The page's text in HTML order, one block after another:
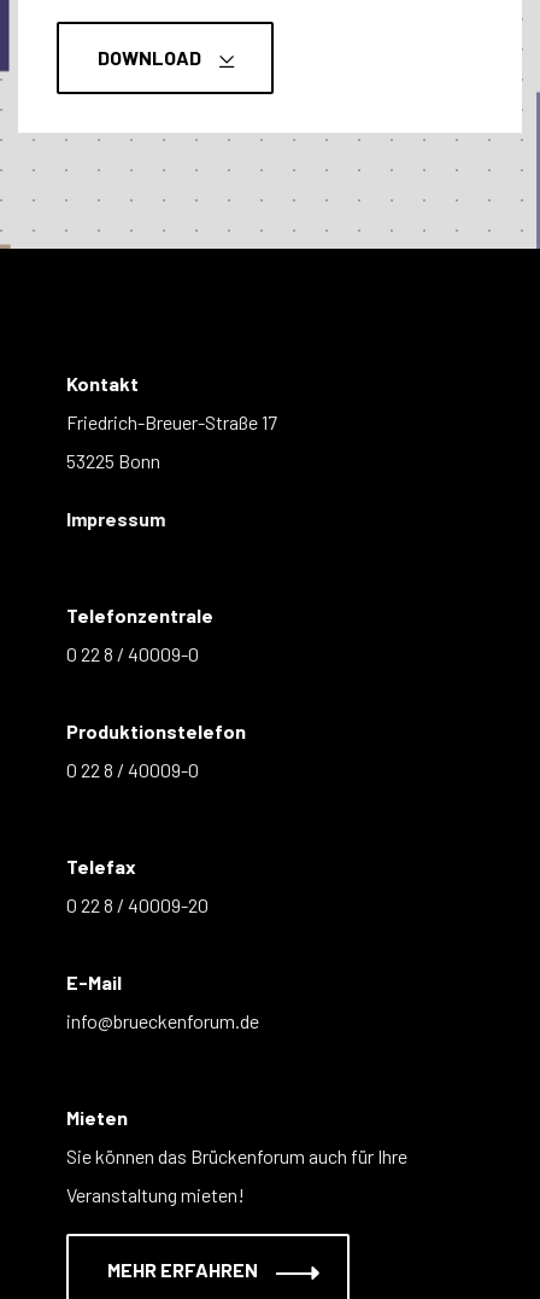
DOWNLOAD
Kontakt
Friedrich-Breuer-Straße 17
53225 Bonn
Impressum
Telefonzentrale
0 22 8 / 40009-0
Produktionstelefon
0 22 8 / 40009-0
Telefax
0 22 8 / 40009-20
E-Mail
info@brueckenforum.de
Mieten
Sie können das Brückenforum auch für Ihre
Veranstaltung mieten!
MEHR ERFAHREN